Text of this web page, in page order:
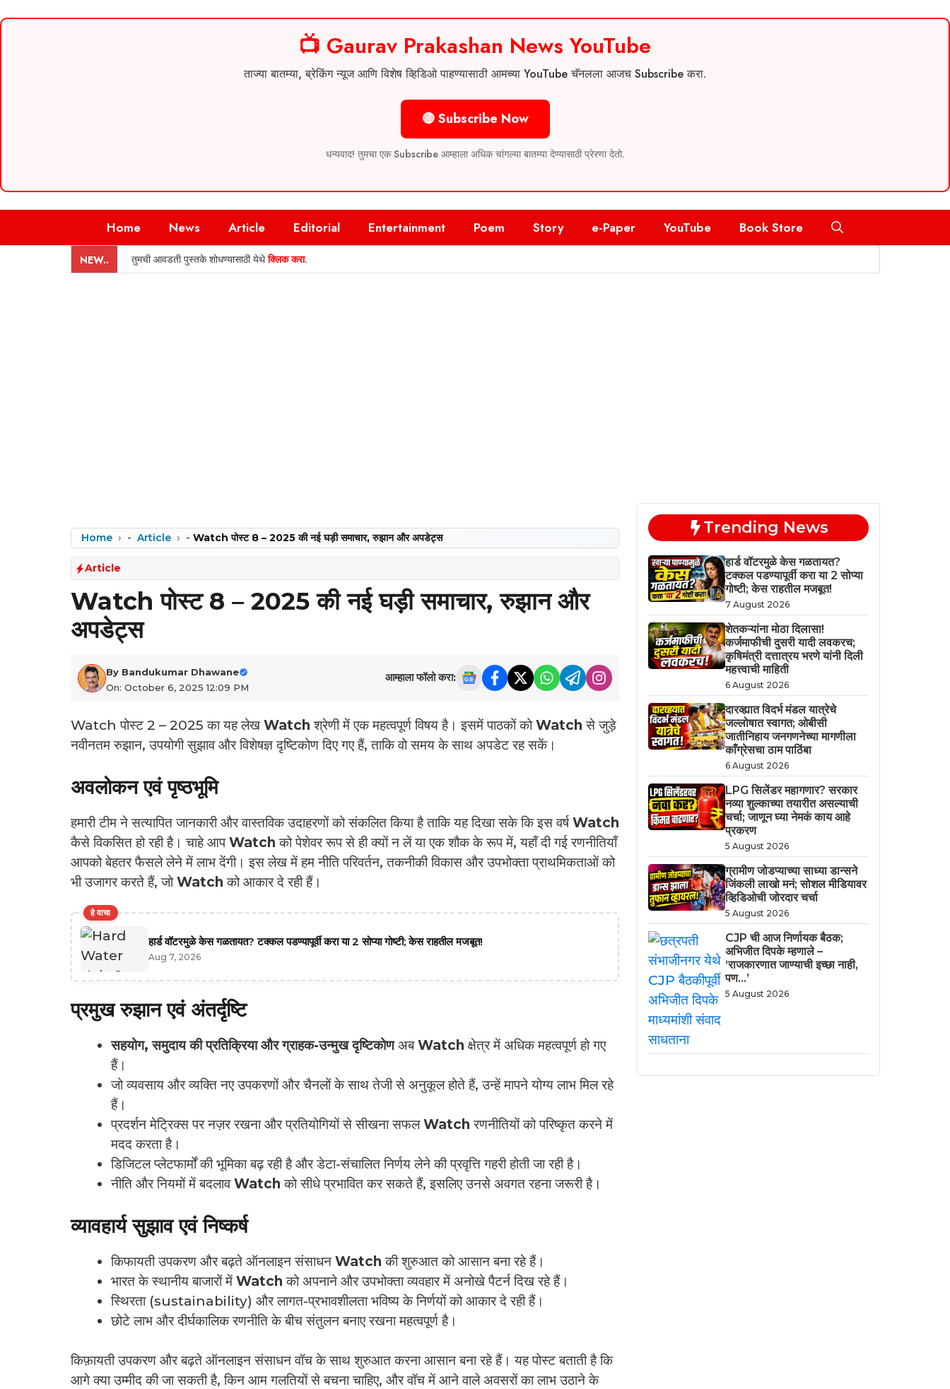
📺 Gaurav Prakashan News YouTube
ताज्या बातम्या, ब्रेकिंग न्यूज आणि विशेष व्हिडिओ पाहण्यासाठी आमच्या YouTube चॅनलला आजच Subscribe करा.
🔴 Subscribe Now
धन्यवाद! तुमचा एक Subscribe आम्हाला अधिक चांगल्या बातम्या देण्यासाठी प्रेरणा देतो.
Home News Article Editorial Entertainment Poem Story e-Paper YouTube Book Store
NEW.. तुमची आवडती पुस्तके शोधण्यासाठी येथेक्लिक करा.
Home - Article - Watch पोस्ट 8 – 2025 की नई घड़ी समाचार, रुझान और अपडेट्स
Article
Watch पोस्ट 8 – 2025 की नई घड़ी समाचार, रुझान और
अपडेट्स
By Bandukumar Dhawane
On: October 6, 2025 12:09 PM
आम्हाला फॉलो करा:
Watch पोस्ट 2 – 2025 का यह लेख Watch श्रेणी में एक महत्वपूर्ण विषय है। इसमें पाठकों कोWatch से जुड़े
नवीनतम रुझान, उपयोगी सुझाव और विशेषज्ञ दृष्टिकोण दिए गए हैं, ताकि वो समय के साथ अपडेट रह सकें।
अवलोकन एवं पृष्‍ठभूमि
हमारी टीम ने सत्यापित जानकारी और वास्तविक उदाहरणों को संकलित किया है ताकि यह दिखा सके कि इस वर्षWatch
कैसे विकसित हो रही है। चाहे आपWatch को पेशेवर रूप से ही क्यों न लें या एक शौक के रूप में, यहाँ दी गई रणनीतियाँ
आपको बेहतर फैसले लेने में लाभ देंगी। इस लेख में हम नीति परिवर्तन, तकनीकी विकास और उपभोक्ता प्राथमिकताओं को
भी उजागर करते हैं, जोWatch को आकार दे रही हैं।
हे वाचा
हार्ड वॉटरमुळे केस गळतायत? टक्कल पडण्यापूर्वी करा या 2 सोप्या गोष्टी; केस राहतील मजबूत!
Aug 7, 2026
प्रमुख रुझान एवं अंतर्दृष्टि
सहयोग, समुदाय की प्रतिक्रिया और ग्राहक-उन्मुख दृष्टिकोणअबWatch क्षेत्र में अधिक महत्वपूर्ण हो गए
हैं।
जो व्यवसाय और व्यक्ति नए उपकरणों और चैनलों के साथ तेजी से अनुकूल होते हैं, उन्हें मापने योग्य लाभ मिल रहे
हैं।
प्रदर्शन मेट्रिक्स पर नज़र रखना और प्रतियोगियों से सीखना सफलWatch रणनीतियों को परिष्कृत करने में
मदद करता है।
डिजिटल प्लेटफार्मों की भूमिका बढ़ रही है और डेटा-संचालित निर्णय लेने की प्रवृत्ति गहरी होती जा रही है।
नीति और नियमों में बदलावWatch को सीधे प्रभावित कर सकते हैं, इसलिए उनसे अवगत रहना जरूरी है।
व्यावहार्य सुझाव एवं निष्कर्ष
किफायती उपकरण और बढ़ते ऑनलाइन संसाधन Watch की शुरुआत को आसान बना रहे हैं।
भारत के स्थानीय बाजारों में Watch को अपनाने और उपभोक्ता व्यवहार में अनोखे पैटर्न दिख रहे हैं।
स्थिरता (sustainability) और लागत-प्रभावशीलता भविष्य के निर्णयों को आकार दे रही हैं।
छोटे लाभ और दीर्घकालिक रणनीति के बीच संतुलन बनाए रखना महत्वपूर्ण है।
किफ़ायती उपकरण और बढ़ते ऑनलाइन संसाधन वॉच के साथ शुरुआत करना आसान बना रहे हैं। यह पोस्ट बताती है कि
आगे क्या उम्मीद की जा सकती है, किन आम गलतियों से बचना चाहिए, और वॉच में आने वाले अवसरों का लाभ उठाने के
Trending News
हार्ड वॉटरमुळे केस गळतायत?
टक्कल पडण्यापूर्वी करा या 2 सोप्या
गोष्टी; केस राहतील मजबूत!
7 August 2026
शेतकऱ्यांना मोठा दिलासा!
कर्जमाफीची दुसरी यादी लवकरच;
कृषिमंत्री दत्तात्रय भरणे यांनी दिली
महत्त्वाची माहिती
6 August 2026
दारव्ह्यात विदर्भ मंडल यात्रेचे
जल्लोषात स्वागत; ओबीसी
जातीनिहाय जनगणनेच्या मागणीला
काँग्रेसचा ठाम पाठिंबा
6 August 2026
LPG सिलेंडर महागणार? सरकार
नव्या शुल्काच्या तयारीत असल्याची
चर्चा; जाणून घ्या नेमकं काय आहे
प्रकरण
5 August 2026
ग्रामीण जोडप्याच्या साध्या डान्सने
जिंकली लाखो मनं; सोशल मीडियावर
व्हिडिओची जोरदार चर्चा
5 August 2026
CJP ची आज निर्णायक बैठक;
अभिजीत दिपके म्हणाले –
‘राजकारणात जाण्याची इच्छा नाही,
पण…’
5 August 2026